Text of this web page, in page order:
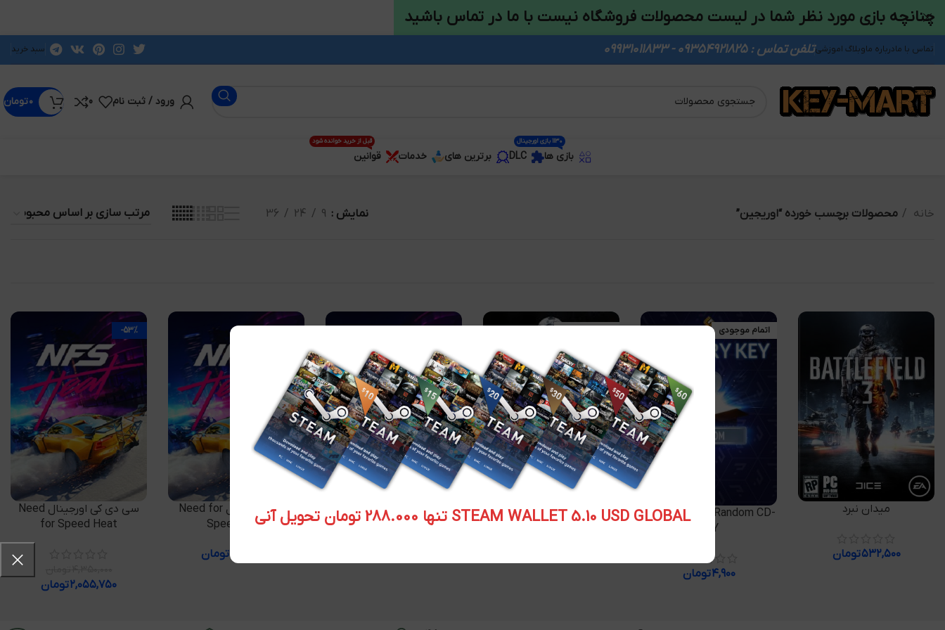
STEAM WALLET 5.10 USD GLOBAL تنها 288.000 تومان تحویل آنی
تماس با مادرباره ماوبلاگ اموزشیتلفن تماس : 09354921825 - 09931011833 سبد خرید
ورود / ثبت نام 0 ۰تومان
بازی ها
1130 بازی اورجینال
DLC برترین های خدمات قوانین
قبل از خرید خوانده شود
خانه محصولات برچسب خورده “اوریجین” نمایش 9
24
36
افزودن به سبد خرید
میدان نبرد
۵۳۲,۵۰۰تومان
اتمام موجودی
اطلاعات بیشتر
Gameodds.gg Random CD-
KEY
۴,۹۰۰تومان
اطلاعات بیشترمیدان نبرد 3 افزودن به سبد خریدگیفت استیم Need for
Speed Heat
افزودن به سبد خرید گیفت اورجینال Need for
Speed Heat
۱,۵۴۱,۲۵۰تومان
-53%
افزودن به سبد خرید
سی دی کی اورجینال Need
for Speed Heat
۲,۰۵۵,۷۵۰تومان
چنانچه بازی مورد نظر شما در لیست محصولات فروشگاه نیست با ما در تماس باشید